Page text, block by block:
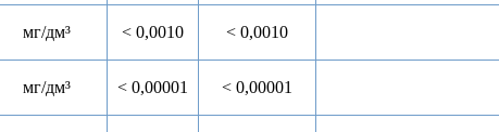
мг/дм³ < 0,0010 < 0,0010
мг/дм³ < 0,00001 < 0,00001